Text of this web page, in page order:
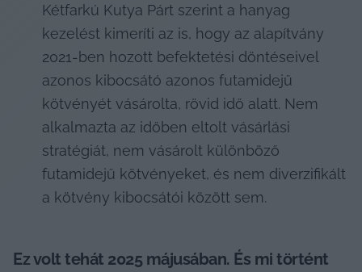
Kétfarkú Kutya Párt szerint a hanyag
kezelést kimeríti az is, hogy az alapítvány
2021-ben hozott befektetési döntéseivel
azonos kibocsátó azonos futamidejű
kötvényét vásárolta, rövid idő alatt. Nem
alkalmazta az időben eltolt vásárlási
stratégiát, nem vásárolt különböző
futamidejű kötvényeket, és nem diverzifikált
a kötvény kibocsátói között sem.
Ez volt tehát 2025 májusában. És mi történt